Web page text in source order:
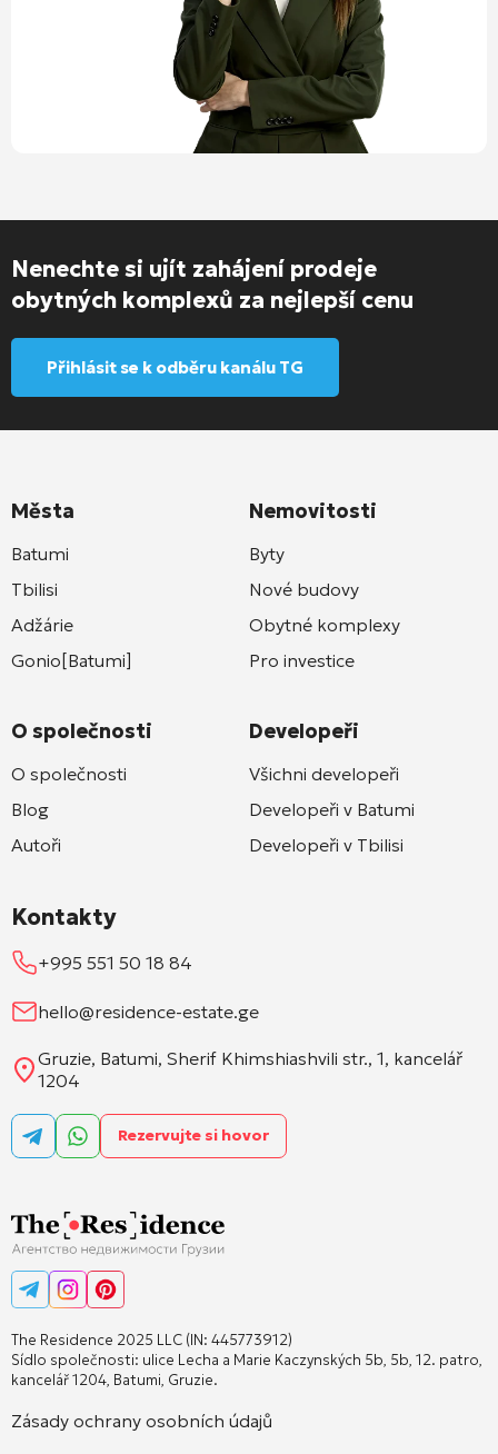
Nenechte si ujít zahájení prodeje
obytných komplexů za nejlepší cenu
Přihlásit se k odběru kanálu TG
The Residence 2025 LLC (IN: 445773912)
Sídlo společnosti: ulice Lecha a Marie Kaczynských 5b, 5b, 12. patro,
kancelář 1204, Batumi, Gruzie.
Zásady ochrany osobních údajů
Města
Batumi
Tbilisi
Adžárie
Gonio[Batumi]
O společnosti
O společnosti
Blog
Autoři
Nemovitosti
Byty
Nové budovy
Obytné komplexy
Pro investice
Developeři
Všichni developeři
Developeři v Batumi
Developeři v Tbilisi
Kontakty
+995 551 50 18 84
hello@residence-estate.ge
Gruzie, Batumi, Sherif Khimshiashvili str., 1, kancelář
1204
Rezervujte si hovor